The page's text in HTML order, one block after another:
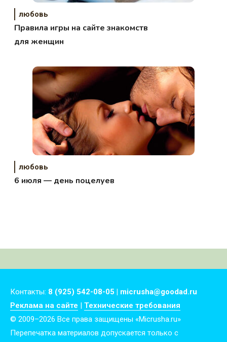
любовь
Правила игры на сайте знакомств
для женщин
любовь
6 июля — день поцелуев
Контакты: 8 (925) 542-08-05 | micrusha@goodad.ru
Реклама на сайте | Технические требования
© 2009–2026 Все права защищены «Micrusha.ru»
Перепечатка материалов допускается только с